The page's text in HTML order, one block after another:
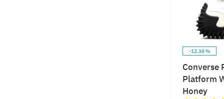
-12.38 %
Converse
Platform
Honey